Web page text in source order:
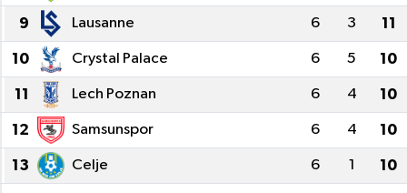
9 Lausanne 6 3 11
10 Crystal Palace 6 5 10
11 Lech Poznan 6 4 10
12 Samsunspor 6 4 10
13 Celje 6 1 10